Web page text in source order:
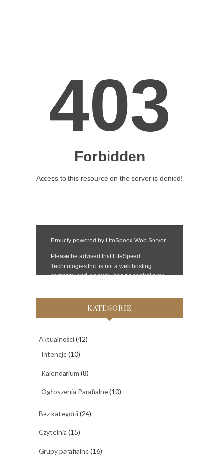
KATEGORIE
Aktualności(42)
Intencje(10)
Kalendarium (8)
Ogłoszenia Parafialne(10)
Bez kategorii(24)
Czytelnia (15)
Grupy parafialne(16)